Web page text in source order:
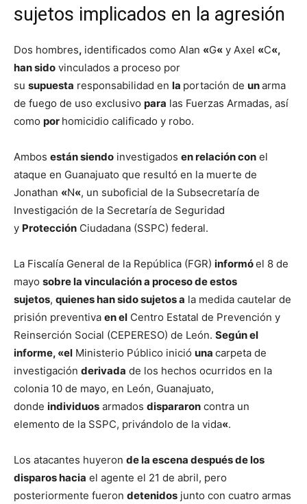
sujetos implicados en la agresión
Dos hombres, identificados como Alan «G« y Axel «C«,
han sido vinculados a proceso por
su supuesta responsabilidad en la portación de unarma
de fuego de uso exclusivo para las Fuerzas Armadas, así
como por homicidio calificado y robo.
Ambos están siendo investigados en relación con el
ataque en Guanajuato que resultó en la muerte de
Jonathan «N«, un suboficial de la Subsecretaría de
Investigación de la Secretaría de Seguridad
y Protección Ciudadana (SSPC) federal.
La Fiscalía General de la República (FGR) informóel 8 de
mayo sobre la vinculación a proceso de estos
sujetos, quienes han sido sujetos a la medida cautelar de
prisión preventiva en el Centro Estatal de Prevención y
Reinserción Social (CEPERESO) de León. Según el
informe, «el Ministerio Público inició una carpeta de
investigación derivada de los hechos ocurridos en la
colonia 10 de mayo, en León, Guanajuato,
donde individuos armados dispararon contra un
elemento de la SSPC, privándolo de la vida«.
Los atacantes huyeron de la escena después de los
disparos hacia el agente el 21 de abril, pero
posteriormente fueron detenidos junto con cuatro armas